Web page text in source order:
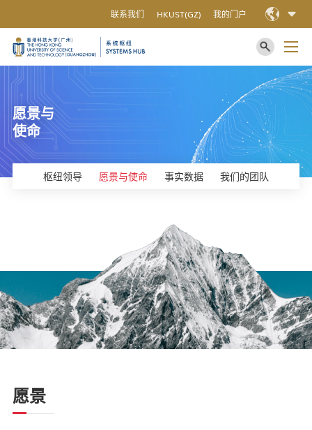
联系我们 HKUST(GZ) 我的门户
愿景与
使命
枢纽领导 愿景与使命 事实数据 我们的团队
愿景